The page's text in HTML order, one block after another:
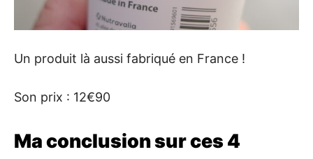
Un produit là aussi fabriqué en France !
Son prix : 12€90
Ma conclusion sur ces 4